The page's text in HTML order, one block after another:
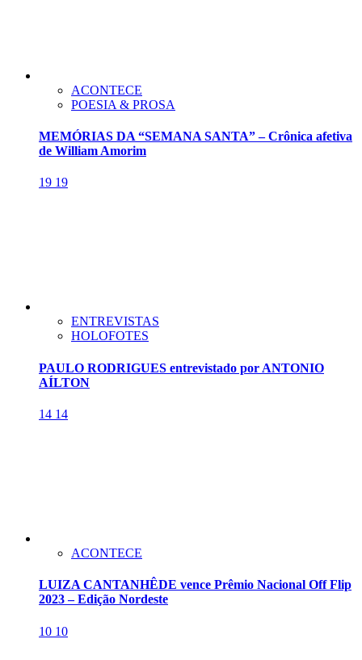
ACONTECE
POESIA & PROSA
MEMÓRIAS DA “SEMANA SANTA” – Crônica afetiva
de William Amorim
19 19
ENTREVISTAS
HOLOFOTES
PAULO RODRIGUES entrevistado por ANTONIO
AÍLTON
14 14
ACONTECE
LUIZA CANTANHÊDE vence Prêmio Nacional Off Flip
2023 – Edição Nordeste
10 10